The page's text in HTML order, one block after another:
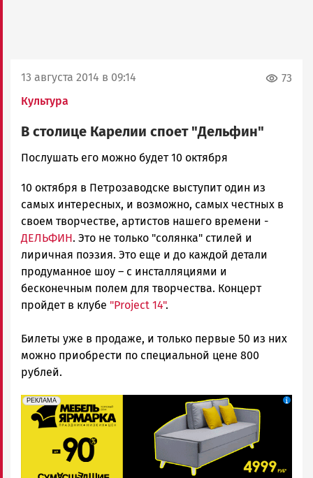
13 августа 2014 в 09:14
Культура
73
В столице Карелии споет "Дельфин"
admintimur
Петрозаводска
и
Карелии
|
Петрозаводск
ГОВОРИТ
Послушать его можно будет 10 октября
10 октября в Петрозаводске выступит один из
самых интересных, и возможно, самых честных в
своем творчестве, артистов нашего времени -
ДЕЛЬФИН. Это не только "солянка" стилей и
лиричная поэзия. Это еще и до каждой детали
продуманное шоу – с инсталляциями и
бесконечным полем для творчества. Концерт
пройдет в клубе "Project 14".
Билеты уже в продаже, и только первые 50 из них
можно приобрести по специальной цене 800
рублей.
erid: 2SDnjeFymr3
РЕКЛАМА
Реклама